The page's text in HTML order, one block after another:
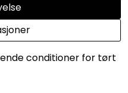
conditioner for tørt